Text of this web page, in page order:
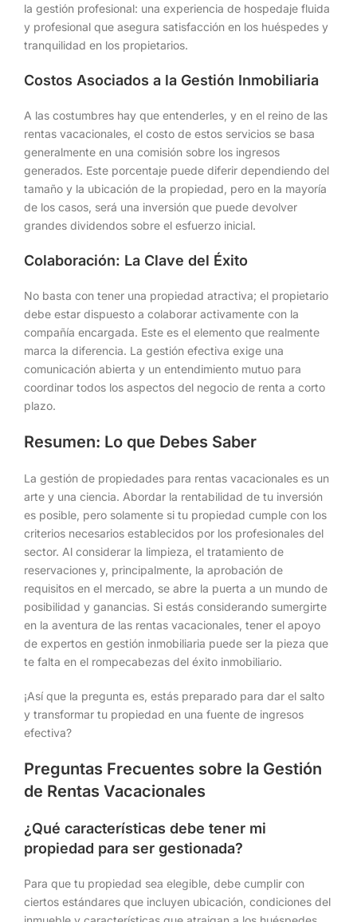
la gestión profesional: una experiencia de hospedaje fluida
y profesional que asegura satisfacción en los huéspedes y
tranquilidad en los propietarios.
Costos Asociados a la Gestión Inmobiliaria
A las costumbres hay que entenderles, y en el reino de las
rentas vacacionales, el costo de estos servicios se basa
generalmente en una comisión sobre los ingresos
generados. Este porcentaje puede diferir dependiendo del
tamaño y la ubicación de la propiedad, pero en la mayoría
de los casos, será una inversión que puede devolver
grandes dividendos sobre el esfuerzo inicial.
Colaboración: La Clave del Éxito
No basta con tener una propiedad atractiva; el propietario
debe estar dispuesto a colaborar activamente con la
compañía encargada. Este es el elemento que realmente
marca la diferencia. La gestión efectiva exige una
comunicación abierta y un entendimiento mutuo para
coordinar todos los aspectos del negocio de renta a corto
plazo.
Resumen: Lo que Debes Saber
La gestión de propiedades para rentas vacacionales es un
arte y una ciencia. Abordar la rentabilidad de tu inversión
es posible, pero solamente si tu propiedad cumple con los
criterios necesarios establecidos por los profesionales del
sector. Al considerar la limpieza, el tratamiento de
reservaciones y, principalmente, la aprobación de
requisitos en el mercado, se abre la puerta a un mundo de
posibilidad y ganancias. Si estás considerando sumergirte
en la aventura de las rentas vacacionales, tener el apoyo
de expertos en gestión inmobiliaria puede ser la pieza que
te falta en el rompecabezas del éxito inmobiliario.
¡Así que la pregunta es, estás preparado para dar el salto
y transformar tu propiedad en una fuente de ingresos
efectiva?
Preguntas Frecuentes sobre la Gestión
de Rentas Vacacionales
¿Qué características debe tener mi
propiedad para ser gestionada?
Para que tu propiedad sea elegible, debe cumplir con
ciertos estándares que incluyen ubicación, condiciones del